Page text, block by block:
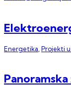
Energetika, Projekti